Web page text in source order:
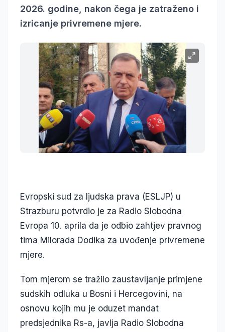
2026. godine, nakon čega je zatraženo i
izricanje privremene mjere.
Evropski sud za ljudska prava (ESLJP) u
Strazburu potvrdio je za Radio Slobodna
Evropa 10. aprila da je odbio zahtjev pravnog
tima Milorada Dodika za uvođenje privremene
mjere.
Tom mjerom se tražilo zaustavljanje primjene
sudskih odluka u Bosni i Hercegovini, na
osnovu kojih mu je oduzet mandat
predsjednika Rs-a, javlja Radio Slobodna